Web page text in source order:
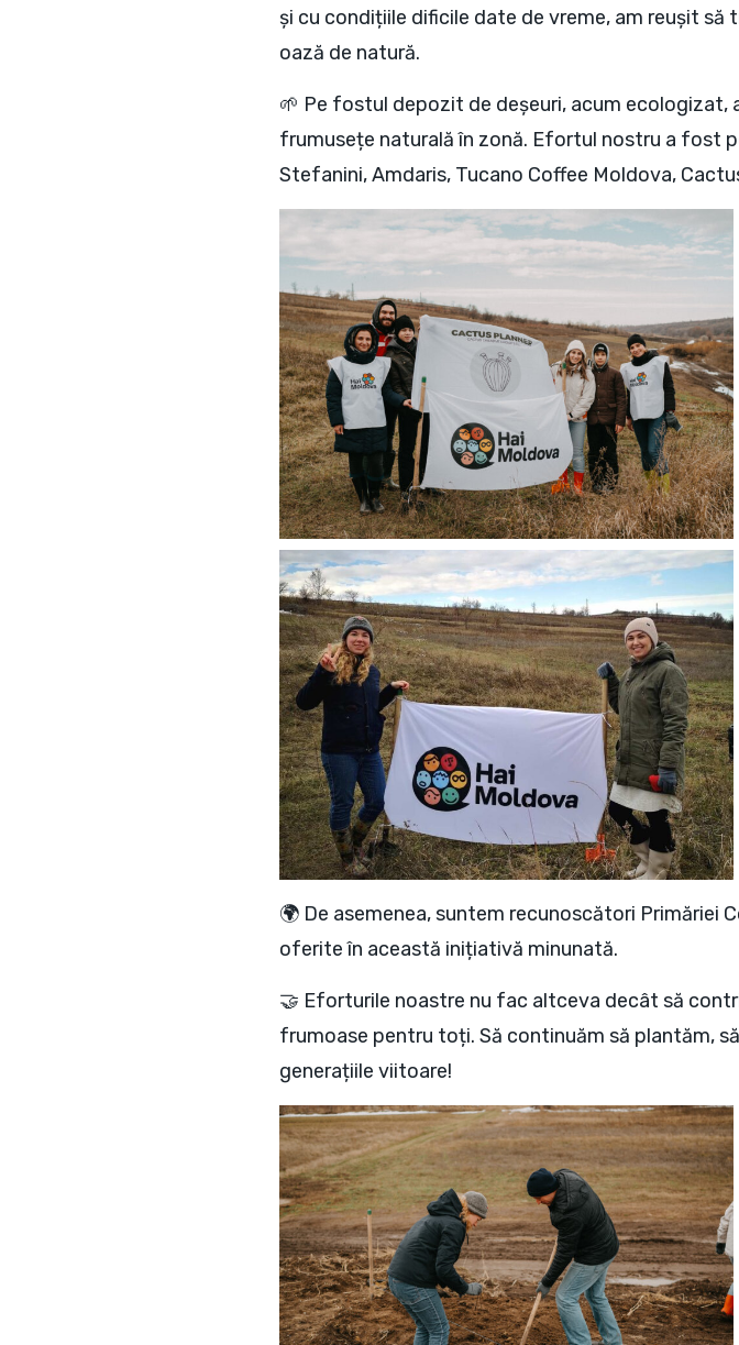
și cu condițiile dificile date de vreme, am reușit
oază de natură.
🌱 Pe fostul depozit de deșeuri, acum
frumusețe naturală în zonă. Efortul nostru a fost
Stefanini, Amdaris, Tucano Coffee Moldova,
🌍 De asemenea, suntem recunoscători Primăriei
oferite în această inițiativă minunată.
🤝 Eforturile noastre nu fac altceva decât să
frumoase pentru toți. Să continuăm să plantăm,
generațiile viitoare!